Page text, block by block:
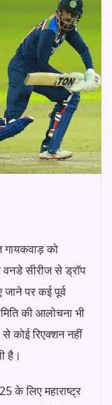
गायकवाड़ को
सीरीज से ड्रॉप
जाने पर कई पूर्व
की आलोचना भी
कोई रिएक्शन नहीं
है।
के लिए महाराष्ट्र